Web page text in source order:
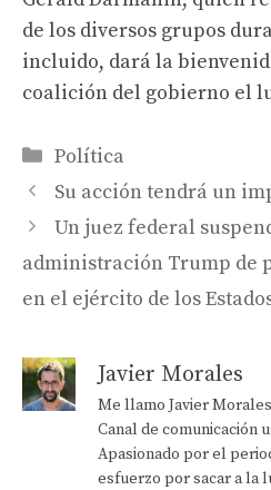
de los diversos grupos
incluido, dará la
coalición del gobierno el
Categorías
Política
Su acción tendrá un
Un juez federal
administración Trump de
en el ejército de los
Javier Morales
Me llamo Javier
Canal de comunicación
Apasionado por el
esfuerzo por sacar a la